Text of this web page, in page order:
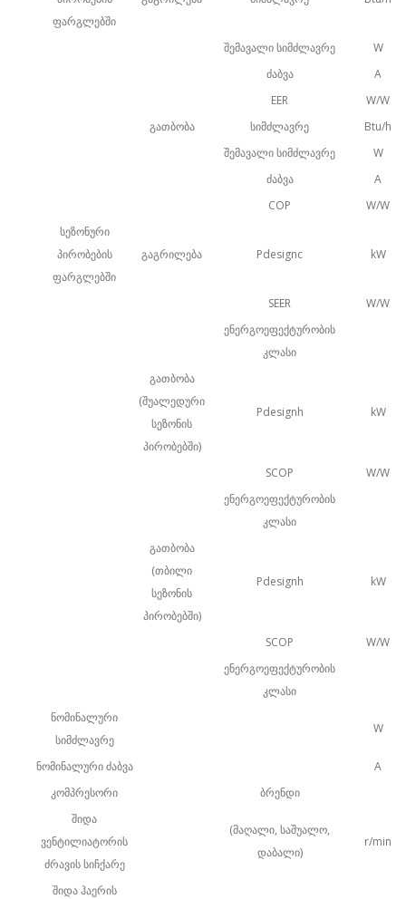
ფარგლებში
შემავალი სიმძლავრე
W
ძაბვა
A
EER
W/W
გათბობა
სიმძლავრე
Btu/h
შემავალი სიმძლავრე
W
ძაბვა
A
COP
W/W
სეზონური
პირობების
ფარგლებში
გაგრილება Pdesignc kW
SEER
W/W
ენერგოეფექტურობის
კლასი
გათბობა
(შუალედური
სეზონის
პირობებში)
Pdesignh kW
SCOP
W/W
ენერგოეფექტურობის
კლასი
გათბობა
(თბილი
სეზონის
პირობებში)
Pdesignh kW
SCOP
W/W
ენერგოეფექტურობის
კლასი
ნომინალური
სიმძლავრე
W
ნომინალური ძაბვა
A
კომპრესორი
ბრენდი
შიდა
ვენტილიატორის
ძრავის სიჩქარე
(მაღალი, საშუალო,
დაბალი)
r/min
შიდა ჰაერის